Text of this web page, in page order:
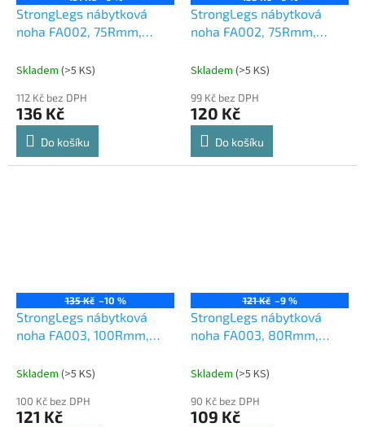
StrongLegs nábytková
noha FA002, 75Rmm,
Skladem (>5 KS)
112 Kč bez DPH
136 Kč
Do košíku
StrongLegs nábytková
noha FA002, 75Rmm,
Skladem (>5 KS)
99 Kč bez DPH
120 Kč
Do košíku
135 Kč –10 %
StrongLegs nábytková
noha FA003, 100Rmm,
lesklý
Skladem (>5 KS)
100 Kč bez DPH
121 Kč
121 Kč –9 %
StrongLegs nábytková
noha FA003, 80Rmm,
lesklý
Skladem (>5 KS)
90 Kč bez DPH
109 Kč